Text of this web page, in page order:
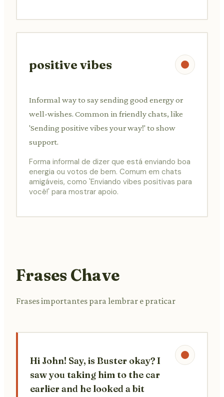
positive vibes
Informal way to say sending good energy or
well-wishes. Common in friendly chats, like
'Sending positive vibes your way!' to show
support.
Forma informal de dizer que está enviando boa
energia ou votos de bem. Comum em chats
amigáveis, como 'Enviando vibes positivas para
você!' para mostrar apoio.
Frases Chave
Frases importantes para lembrar e praticar
Hi John! Say, is Buster okay? I
saw you taking him to the car
earlier and he looked a bit